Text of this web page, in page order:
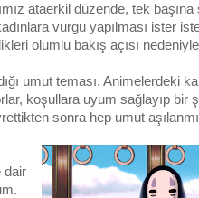
ataerkil düzende, tek
vurgu yapılması ister
olumlu bakış açısı
umut teması. Animelerdeki
koşullara uyum sağlayıp bir
sonra hep umut
dair